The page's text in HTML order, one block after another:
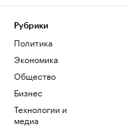
Рубрики
Политика
Экономика
Общество
Бизнес
Технологии и
медиа